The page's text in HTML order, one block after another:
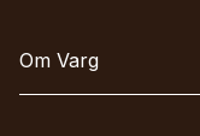
Om Varg